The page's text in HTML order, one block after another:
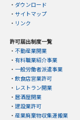
・ ダウンロード
・ サイトマップ
・ リンク
許可届出制度一覧
・ 不動産業開業
・ 有料職業紹介事業
・ 一般労働者派遣事業
・ 飲食店営業許可
・ レストラン開業
・ 居酒屋開業
・ 建設業許可
・ 産業廃棄物収集運搬業